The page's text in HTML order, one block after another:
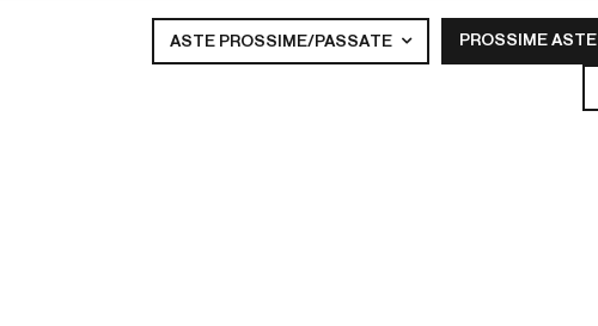
ASTE PROSSIME/PASSATE PROSSIME ASTE